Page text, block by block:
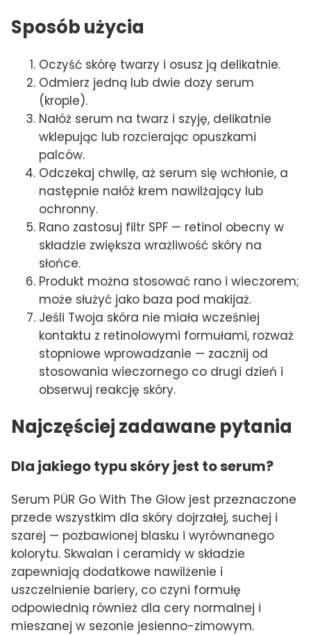
Sposób użycia
Oczyść skórę twarzy i osusz ją delikatnie.
Odmierz jedną lub dwie dozy serum
(krople).
Nałóż serum na twarz i szyję, delikatnie
wklepując lub rozcierając opuszkami
palców.
Odczekaj chwilę, aż serum się wchłonie, a
następnie nałóż krem nawilżający lub
ochronny.
Rano zastosuj filtr SPF — retinol obecny w
składzie zwiększa wrażliwość skóry na
słońce.
Produkt można stosować rano i wieczorem;
może służyć jako baza pod makijaż.
Jeśli Twoja skóra nie miała wcześniej
kontaktu z retinolowymi formułami, rozważ
stopniowe wprowadzanie — zacznij od
stosowania wieczornego co drugi dzień i
obserwuj reakcję skóry.
Najczęściej zadawane pytania
Dla jakiego typu skóry jest to serum?
Serum PÜR Go With The Glow jest przeznaczone
przede wszystkim dla skóry dojrzałej, suchej i
szarej — pozbawionej blasku i wyrównanego
kolorytu. Skwalan i ceramidy w składzie
zapewniają dodatkowe nawilżenie i
uszczelnienie bariery, co czyni formułę
odpowiednią również dla cery normalnej i
mieszanej w sezonie jesienno-zimowym.